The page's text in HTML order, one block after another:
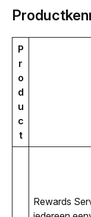
P
r
o
d
u
c
t
Rewards